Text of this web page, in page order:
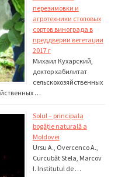
перезимовки и
агротехники столовых
сортов винограда в
преддверии вегетации
2017 г
Михаил Кухарский,
доктор хабилитат
сельскохозяйственных
…
Solul – principala
bogăţie naturală a
Moldovei
Ursu A., Overcenco A.,
Curcubăt Stela, Marcov
I. Institutul de …